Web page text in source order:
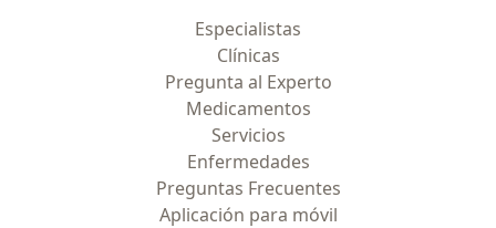
Especialistas
Clínicas
Pregunta al Experto
Medicamentos
Servicios
Enfermedades
Preguntas Frecuentes
Aplicación para móvil